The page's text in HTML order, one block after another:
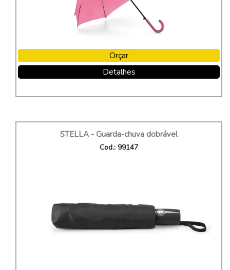
Orçar
Detalhes
STELLA - Guarda-chuva dobrável
Cod.: 99147